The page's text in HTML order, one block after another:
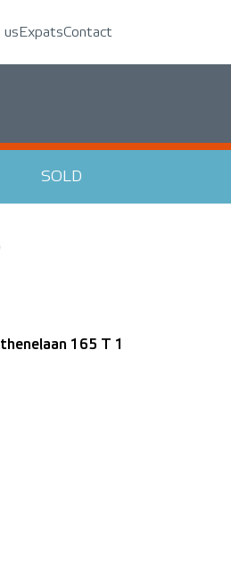
usExpatsContact
SOLD